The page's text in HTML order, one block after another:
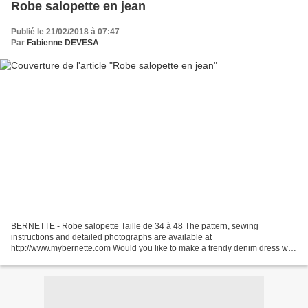
Robe salopette en jean
Publié le 21/02/2018 à 07:47
Par Fabienne DEVESA
BERNETTE - Robe salopette Taille de 34 à 48 The pattern, sewing
instructions and detailed photographs are available at
http://www.mybernette.com Would you like to make a trendy denim dress with